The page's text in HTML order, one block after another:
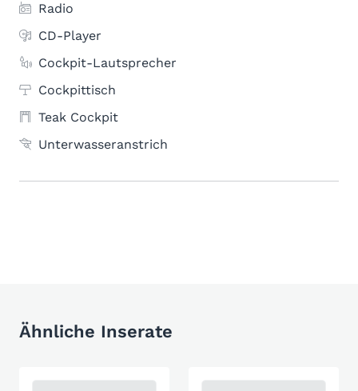
Radio
CD-Player
Cockpit-Lautsprecher
Cockpittisch
Teak Cockpit
Unterwasseranstrich
Ähnliche Inserate